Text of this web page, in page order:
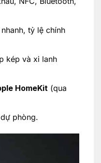
tỷ lệ chính
kép và xi lanh
HomeKit(qua
phòng.